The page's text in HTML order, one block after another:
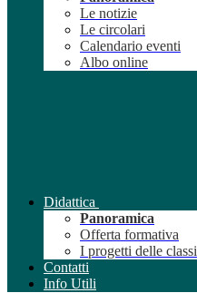
Le notizie
Le circolari
Calendario eventi
Albo online
Didattica
Panoramica
Offerta formativa
I progetti delle classi
Contatti
Info Utili